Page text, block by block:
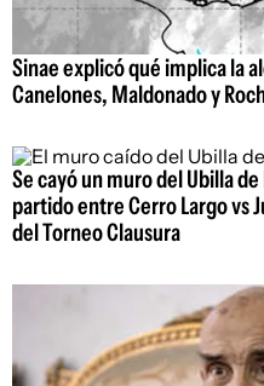
Sinae explicó qué implica la
Canelones, Maldonado y
Se cayó un muro del Ubilla
partido entre Cerro Largo vs
del Torneo Clausura